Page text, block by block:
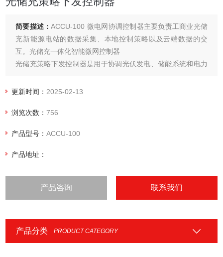
简要描述：ACCU-100 微电网协调控制器主要负责工商业光储
充新能源电站的数据采集、本地控制策略以及云端数据的交
互。光储充一体化智能微网控制器
光储充策略下发控制器是用于协调光伏发电、储能系统和电力
电网需求，实施智能调控，以实现优化的能源管理。
更新时间： 2025-02-13
浏览次数：756
产品型号：ACCU-100
产品地址：
产品咨询 联系我们
产品分类 PRODUCT CATEGORY